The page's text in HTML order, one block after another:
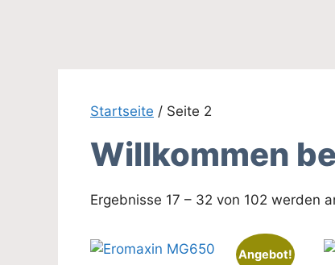
Startseite / Seite 2
Willkommen
Ergebnisse 17 – 32 von 102 werden
Angebot!